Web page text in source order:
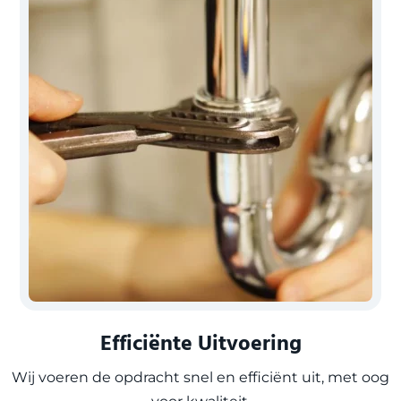
Efficiënte Uitvoering
Wij voeren de opdracht snel en efficiënt uit, met oog